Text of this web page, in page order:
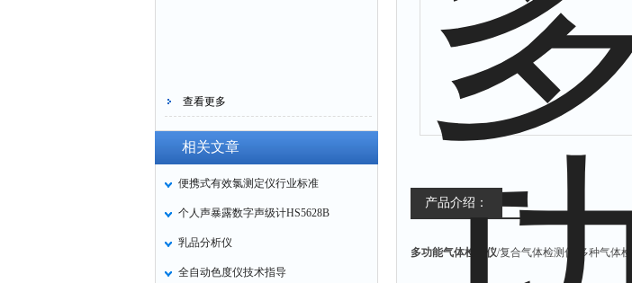
查看更多
相关文章
便携式有效氯测定仪行业标准
个人声暴露数字声级计HS5628B
乳品分析仪
全自动色度仪技术指导
产品介绍：
多功能气体检测仪/复合气体检测仪/多种气体